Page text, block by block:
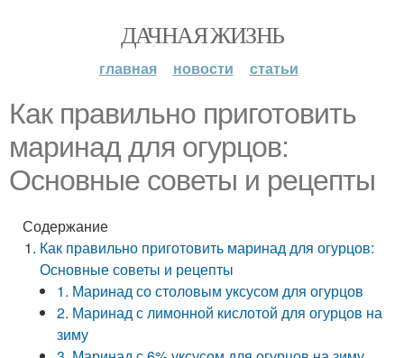
ДАЧНАЯ ЖИЗНЬ
главная новости статьи
Как правильно приготовить
маринад для огурцов:
Основные советы и рецепты
Содержание
Как правильно приготовить маринад для огурцов:
Основные советы и рецепты
1. Маринад со столовым уксусом для огурцов
2. Маринад с лимонной кислотой для огурцов на
зиму